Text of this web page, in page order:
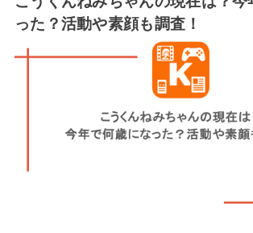
った？活動や素顔も調査！